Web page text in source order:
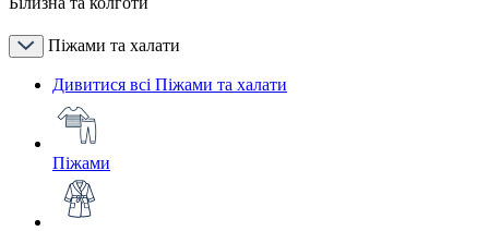
Піжами та халати
Дивитися всі Піжами та халати
Піжами